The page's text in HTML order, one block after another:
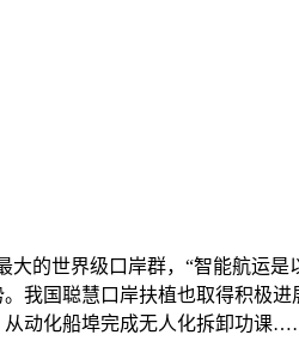
的世界级口岸群，“智能航运是
我国聪慧口岸扶植也取得积极
动化船埠完成无人化拆卸功课